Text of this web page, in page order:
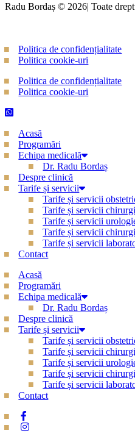
Radu Bordaș © 2026| Toate
Politica de confidențialitate
Politica cookie-uri
Politica de confidențialitate
Politica cookie-uri
Acasă
Programări
Echipa medicală
Dr. Radu Bordaș
Despre clinică
Tarife și servicii
Tarife și servicii
Tarife și servicii
Tarife și servicii
Tarife și servicii
Tarife și servicii
Contact
Acasă
Programări
Echipa medicală
Dr. Radu Bordaș
Despre clinică
Tarife și servicii
Tarife și servicii
Tarife și servicii
Tarife și servicii
Tarife și servicii
Tarife și servicii
Contact